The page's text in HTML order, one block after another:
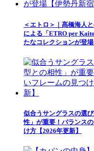
＜エトロ＞｜髙橋海人
による「ETRO per
たなコレクションが登場
似合うサングラスの選
性」が重要！バランス
け方【2026年更新】